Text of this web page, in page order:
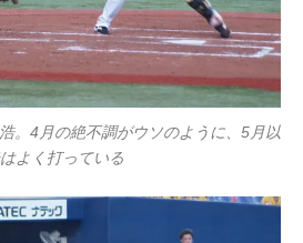
。4月の絶不調がウソのように、5月以
よく打っている